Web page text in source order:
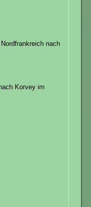
nach
Korvey im